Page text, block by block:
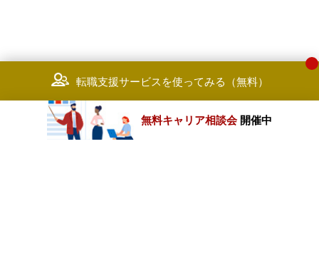
転職支援サービスを使ってみる（無料）
無料キャリア相談会 開催中